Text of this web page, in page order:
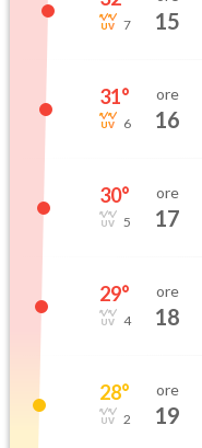
7 15
31°
6
ore
16
30°
5
ore
17
29°
4
ore
18
28°
2
ore
19